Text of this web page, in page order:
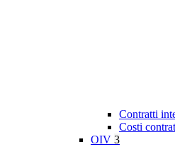
Contratti
Costi
OIV 3